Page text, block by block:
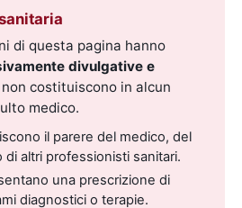
di questa pagina hanno
divulgative e
costituiscono in alcun
medico.
il parere del medico, del
di altri professionisti sanitari.
una prescrizione di
diagnostici o terapie.